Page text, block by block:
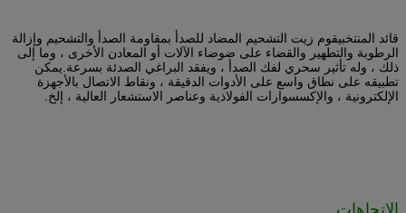
قائد المنتخبيقوم زيت التشحيم المضاد للصدأ بمقاومة الصدأ والتشحيم وإزالة
الرطوبة والتطهير والقضاء على ضوضاء الآلات أو المعادن الأخرى ، وما إلى
ذلك ، وله تأثير سحري لفك الصدأ ، ويفقد البراغي الصدئة بسرعة.يمكن
تطبيقه على نطاق واسع على الأدوات الدقيقة ، ونقاط الاتصال بالأجهزة
الإلكترونية ، والإكسسوارات الفولاذية وعناصر الاستشعار العالية ، إلخ.
الاتجاهات